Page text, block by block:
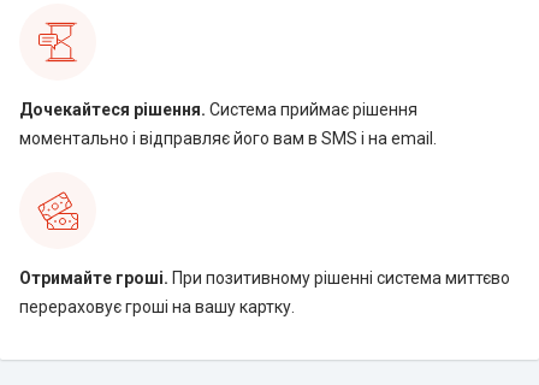
Дочекайтеся рішення. Система приймає рішення
моментально і відправляє його вам в SMS і на email.
Отримайте гроші. При позитивному рішенні система миттєво
перераховує гроші на вашу картку.